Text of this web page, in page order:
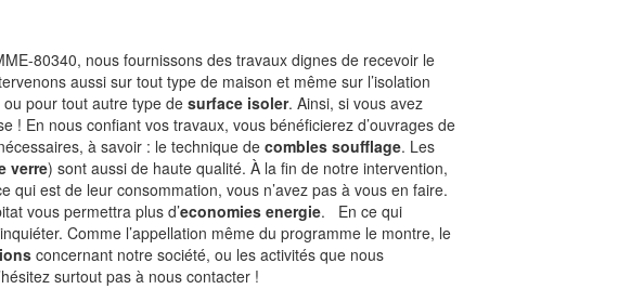
80340, nous fournissons des travaux dignes de recevoir le
aussi sur tout type de maison et même sur l’isolation
ou pour tout autre type desurface isoler. Ainsi, si vous avez
! En nous confiant vos travaux, vous bénéficierez d’ouvrages de
à savoir : le technique decombles soufflage. Les
verre) sont aussi de haute qualité. À la fin de notre intervention,
qui est de leur consommation, vous n’avez pas à vous en faire.
vous permettra plus d’economies energie. En ce qui
Comme l’appellation même du programme le montre, le
concernant notre société, ou les activités que nous
surtout pas à nous contacter !